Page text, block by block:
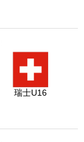
瑞士U16